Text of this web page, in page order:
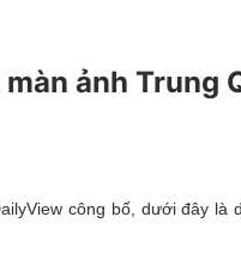
biểu
ảnh Trung
công bố, dưới đây